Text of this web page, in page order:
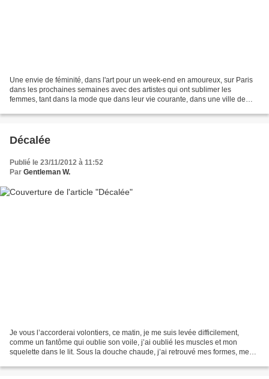
Une envie de féminité, dans l'art pour un week-end en amoureux, sur Paris
dans les prochaines semaines avec des artistes qui ont sublimer les
femmes, tant dans la mode que dans leur vie courante, dans une ville de
Décalée
Publié le 23/11/2012 à 11:52
Par Gentleman W.
Je vous l’accorderai volontiers, ce matin, je me suis levée difficilement,
comme un fantôme qui oublie son voile, j’ai oublié les muscles et mon
squelette dans le lit. Sous la douche chaude, j’ai retrouvé mes formes, mes